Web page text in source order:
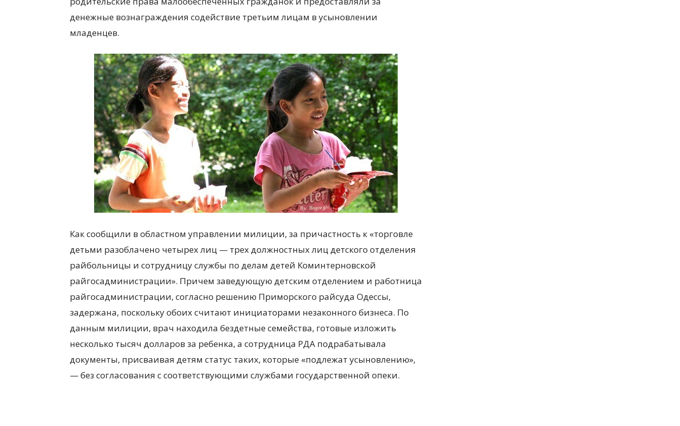
денежные вознаграждения содействие третьим лицам в усыновлении
младенцев.
Как сообщили в областном управлении милиции, за причастность к «торговле
детьми разоблачено четырех лиц — трех должностных лиц детского отделения
райбольницы и сотрудницу службы по делам детей Коминтерновской
райгосадминистрации». Причем заведующую детским отделением и работница
райгосадминистрации, согласно решению Приморского райсуда Одессы,
задержана, поскольку обоих считают инициаторами незаконного бизнеса. По
данным милиции, врач находила бездетные семейства, готовые изложить
несколько тысяч долларов за ребенка, а сотрудница РДА подрабатывала
документы, присваивая детям статус таких, которые «подлежат усыновлению»,
— без согласования с соответствующими службами государственной опеки.